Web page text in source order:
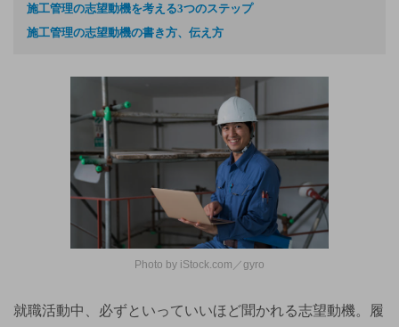
施工管理の志望動機を考える3つのステップ
施工管理の志望動機の書き方、伝え方
Photo by iStock.com／gyro
就職活動中、必ずといっていいほど聞かれる志望動機。履